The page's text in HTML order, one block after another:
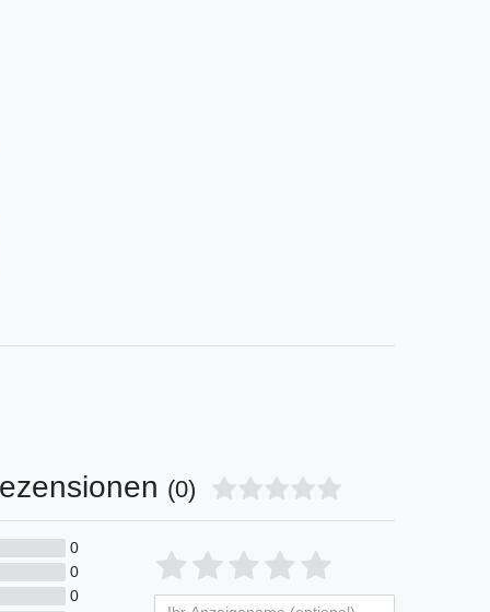
(0)
0
0
0
Bewertungssterne
4
3
2
1